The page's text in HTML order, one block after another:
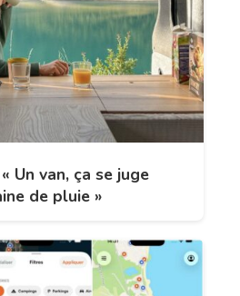
Un van, ça se juge
de pluie »